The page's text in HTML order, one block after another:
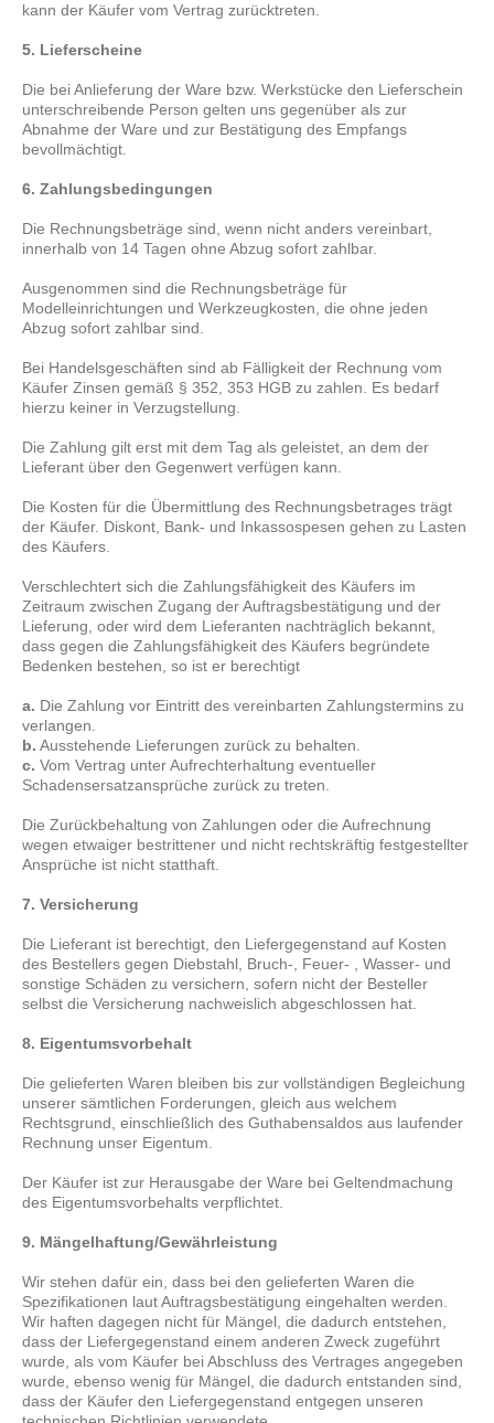
kann der Käufer vom Vertrag zurücktreten.
5. Lieferscheine
Die bei Anlieferung der Ware bzw. Werkstücke den Lieferschein
unterschreibende Person gelten uns gegenüber als zur
Abnahme der Ware und zur Bestätigung des Empfangs
bevollmächtigt.
6. Zahlungsbedingungen
Die Rechnungsbeträge sind, wenn nicht anders vereinbart,
innerhalb von 14 Tagen ohne Abzug sofort zahlbar.
Ausgenommen sind die Rechnungsbeträge für
Modelleinrichtungen und Werkzeugkosten, die ohne jeden
Abzug sofort zahlbar sind.
Bei Handelsgeschäften sind ab Fälligkeit der Rechnung vom
Käufer Zinsen gemäß § 352, 353 HGB zu zahlen. Es bedarf
hierzu keiner in Verzugstellung.
Die Zahlung gilt erst mit dem Tag als geleistet, an dem der
Lieferant über den Gegenwert verfügen kann.
Die Kosten für die Übermittlung des Rechnungsbetrages trägt
der Käufer. Diskont, Bank- und Inkassospesen gehen zu Lasten
des Käufers.
Verschlechtert sich die Zahlungsfähigkeit des Käufers im
Zeitraum zwischen Zugang der Auftragsbestätigung und der
Lieferung, oder wird dem Lieferanten nachträglich bekannt,
dass gegen die Zahlungsfähigkeit des Käufers begründete
Bedenken bestehen, so ist er berechtigt
a. Die Zahlung vor Eintritt des vereinbarten Zahlungstermins zu
verlangen.
b. Ausstehende Lieferungen zurück zu behalten.
c. Vom Vertrag unter Aufrechterhaltung eventueller
Schadensersatzansprüche zurück zu treten.
Die Zurückbehaltung von Zahlungen oder die Aufrechnung
wegen etwaiger bestrittener und nicht rechtskräftig festgestellter
Ansprüche ist nicht statthaft.
7. Versicherung
Die Lieferant ist berechtigt, den Liefergegenstand auf Kosten
des Bestellers gegen Diebstahl, Bruch-, Feuer- , Wasser- und
sonstige Schäden zu versichern, sofern nicht der Besteller
selbst die Versicherung nachweislich abgeschlossen hat.
8. Eigentumsvorbehalt
Die gelieferten Waren bleiben bis zur vollständigen Begleichung
unserer sämtlichen Forderungen, gleich aus welchem
Rechtsgrund, einschließlich des Guthabensaldos aus laufender
Rechnung unser Eigentum.
Der Käufer ist zur Herausgabe der Ware bei Geltendmachung
des Eigentumsvorbehalts verpflichtet.
9. Mängelhaftung/Gewährleistung
Wir stehen dafür ein, dass bei den gelieferten Waren die
Spezifikationen laut Auftragsbestätigung eingehalten werden.
Wir haften dagegen nicht für Mängel, die dadurch entstehen,
dass der Liefergegenstand einem anderen Zweck zugeführt
wurde, als vom Käufer bei Abschluss des Vertrages angegeben
wurde, ebenso wenig für Mängel, die dadurch entstanden sind,
dass der Käufer den Liefergegenstand entgegen unseren